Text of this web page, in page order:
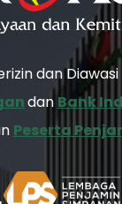
dan
dan Bank
Peserta